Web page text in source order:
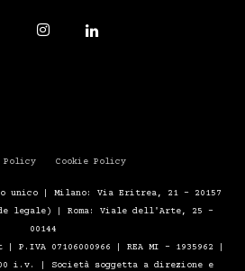
Policy Cookie Policy
unico | Milano: Via Eritrea, 21 – 20157
legale) | Roma: Viale dell'Arte, 25 -
00144
P.IVA 07106000966 | REA MI - 1935962 |
i.v. | Società soggetta a direzione e